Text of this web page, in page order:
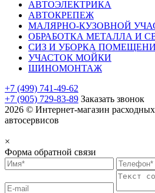
АВТОЭЛЕКТРИКА
АВТОКРЕПЕЖ
МАЛЯРНО-КУЗОВНОЙ
ОБРАБОТКА МЕТАЛЛА И
СИЗ И УБОРКА
УЧАСТОК МОЙКИ
ШИНОМОНТАЖ
+7 (499) 741-49-62
+7 (905) 729-83-89 Заказать звонок
2026 © Интернет-магазин
автосервисов
×
Форма обратной связи